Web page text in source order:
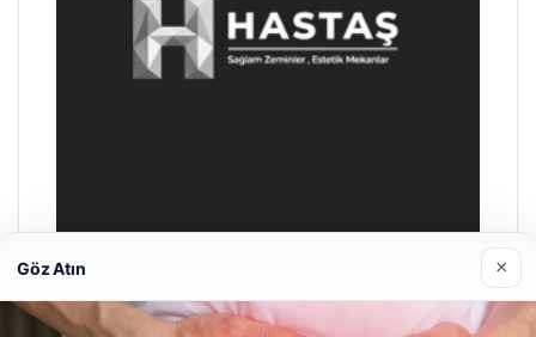
Enes Kaplan Avukatlık Bürosu
Nisan 28, 2026
Göz Atın ×